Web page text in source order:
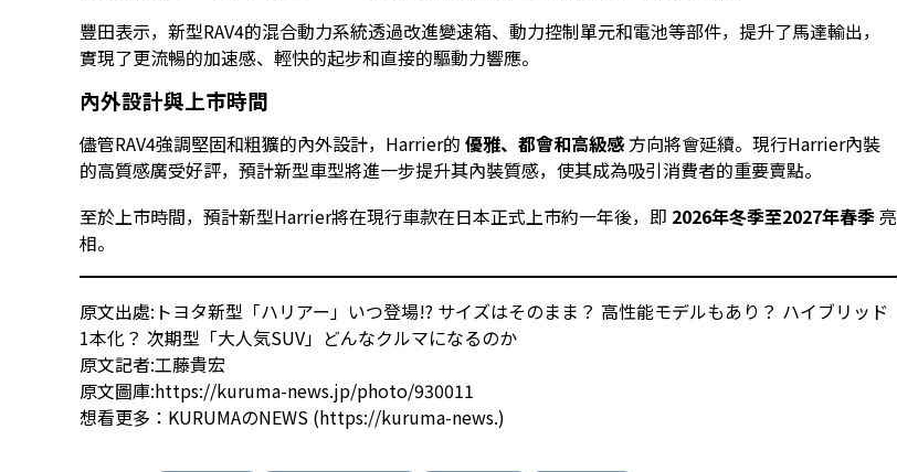
豐田表示，新型RAV4的混合動力系統透過改進變速箱、動力控制單元和電池等部件，提升了馬達輸出，
實現了更流暢的加速感、輕快的起步和直接的驅動力響應。
內外設計與上市時間
儘管RAV4強調堅固和粗獷的內外設計，Harrier的 優雅、都會和高級感方向將會延續。現行Harrier內裝
的高質感廣受好評，預計新型車型將進一步提升其內裝質感，使其成為吸引消費者的重要賣點。
至於上市時間，預計新型Harrier將在現行車款在日本正式上市約一年後，即 2026年冬季至2027年春季亮
相。
原文出處: トヨタ新型「ハリアー」いつ登場!? サイズはそのまま？ 高性能モデルもあり？ ハイブリッド
1本化？ 次期型「大人気SUV」どんなクルマになるのか
原文記者:工藤貴宏
原文圖庫:https://kuruma-news.jp/photo/930011
想看更多： KURUMAのNEWS (https://kuruma-news.)